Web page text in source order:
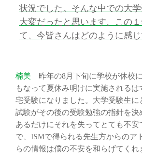
状況でした。そんな中での大
大変だったと思います。この
て、今皆さんはどのように感
楠美
昨年の8月下旬に学校が休校
もなって夏休み明けに実施されるは
宅受験になりました。大学受験生に
試験がその後の受験勉強の指針を決
あるだけにそれを失ってとても不安
で、ISMで得られる先生方からのア
らの情報は僕の不安を和らげてくれ